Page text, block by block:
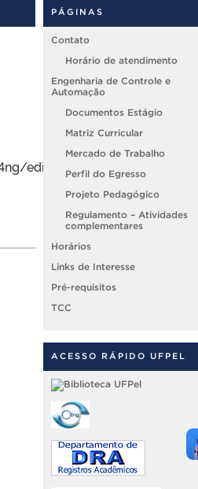
edit#gid=693108221
PÁGINAS
Contato
Horário de atendimento
Engenharia de Controle e
Automação
Documentos Estágio
Matriz Curricular
Mercado de Trabalho
Perfil do Egresso
Projeto Pedagógico
Regulamento – Atividades
complementares
Horários
Links de Interesse
Pré-requisitos
TCC
ACESSO RÁPIDO UFPEL